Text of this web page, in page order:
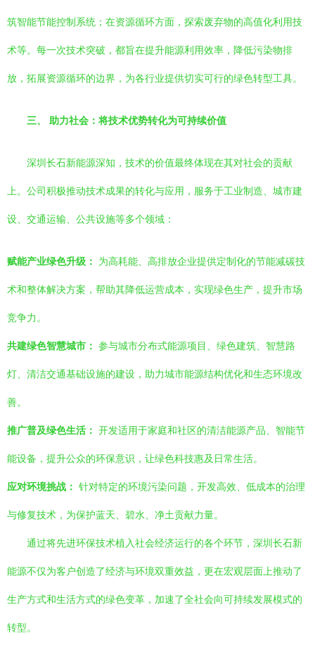
筑智能节能控制系统；在资源循环方面，探索废弃物的高值化利用技
术等。每一次技术突破，都旨在提升能源利用效率，降低污染物排
放，拓展资源循环的边界，为各行业提供切实可行的绿色转型工具。
三、 助力社会：将技术优势转化为可持续价值
深圳长石新能源深知，技术的价值最终体现在其对社会的贡献
上。公司积极推动技术成果的转化与应用，服务于工业制造、城市建
设、交通运输、公共设施等多个领域：
赋能产业绿色升级： 为高耗能、高排放企业提供定制化的节能减碳技
术和整体解决方案，帮助其降低运营成本，实现绿色生产，提升市场
竞争力。
共建绿色智慧城市： 参与城市分布式能源项目、绿色建筑、智慧路
灯、清洁交通基础设施的建设，助力城市能源结构优化和生态环境改
善。
推广普及绿色生活： 开发适用于家庭和社区的清洁能源产品、智能节
能设备，提升公众的环保意识，让绿色科技惠及日常生活。
应对环境挑战： 针对特定的环境污染问题，开发高效、低成本的治理
与修复技术，为保护蓝天、碧水、净土贡献力量。
通过将先进环保技术植入社会经济运行的各个环节，深圳长石新
能源不仅为客户创造了经济与环境双重效益，更在宏观层面上推动了
生产方式和生活方式的绿色变革，加速了全社会向可持续发展模式的
转型。